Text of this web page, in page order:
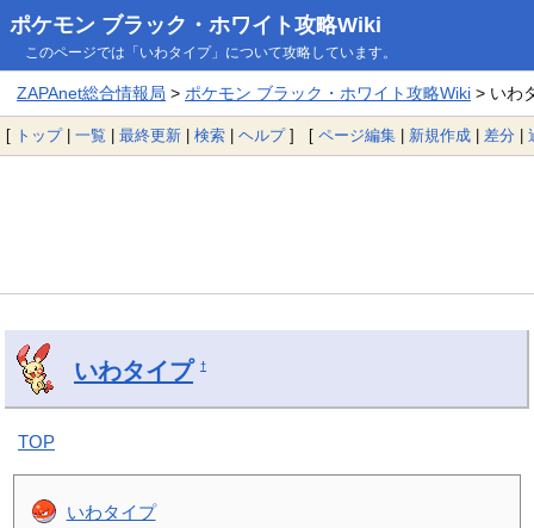
ポケモン ブラック・ホワイト攻略Wiki
このページでは「いわタイプ」について攻略しています。
ZAPAnet総合情報局 > ポケモン ブラック・ホワイト攻略Wiki> いわ
[ トップ| 一覧 | 最終更新 | 検索 | ヘルプ] [ ページ編集 | 新規作成 | 差分 |
いわタイプ †
TOP
いわタイプ